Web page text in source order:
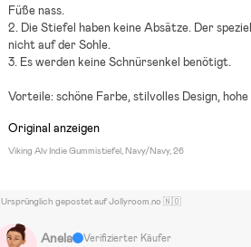
Füße nass.
2. Die Stiefel haben keine Absätze. Der
nicht auf der Sohle.
3. Es werden keine Schnürsenkel benötigt.
Vorteile: schöne Farbe, stilvolles Design,
Original anzeigen
Viking Alv Indie Gummistiefel, Navy/Navy, 26
Ursprünglich gepostet auf Jollyroom.no 🇳🇴
Anela
Verifizierter Käufer